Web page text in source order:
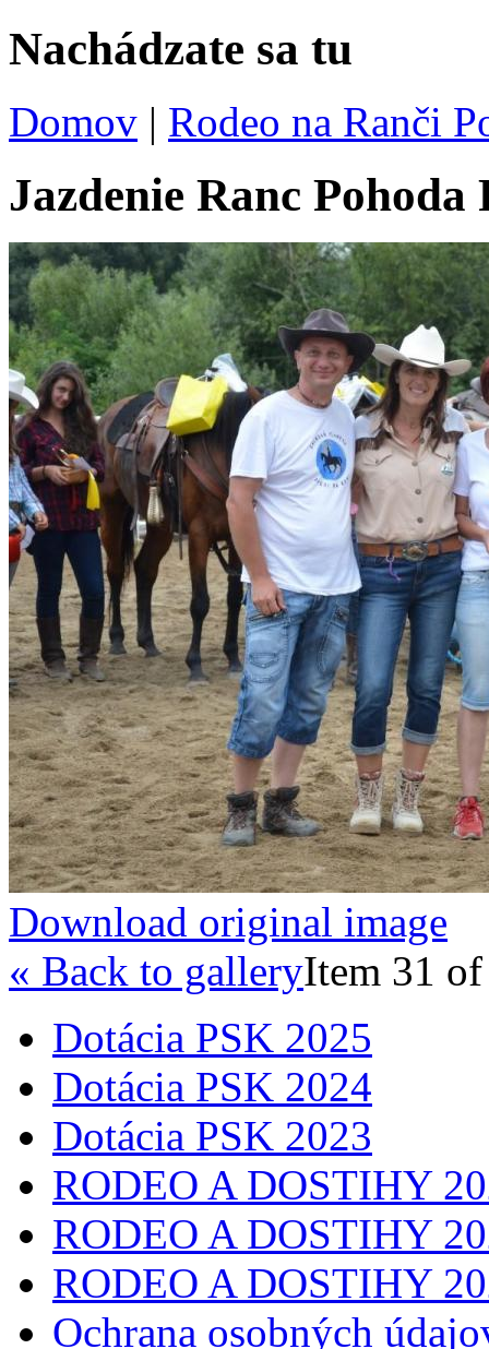
Nachádzate sa tu
Domov | Rodeo na Ranči
Jazdenie Ranc Pohoda
Download original image
« Back to galleryItem 31
Dotácia PSK 2025
Dotácia PSK 2024
Dotácia PSK 2023
RODEO A DOSTIHY
RODEO A DOSTIHY
RODEO A DOSTIHY
Ochrana osobných